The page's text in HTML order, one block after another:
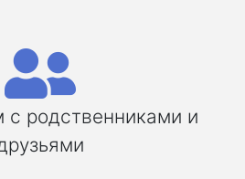
с родственниками и